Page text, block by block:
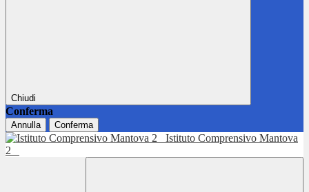
Chiudi
Conferma
Annulla Conferma
Istituto Comprensivo Mantova
2